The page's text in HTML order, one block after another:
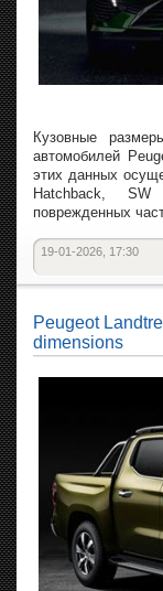
Кузовные
автомобилей
этих данных
Hatchback,
поврежденных
19-01-2026, 17:30
Peugeot
dimensions